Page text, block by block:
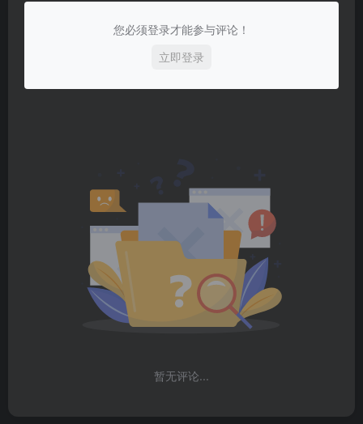
您必须登录才能参与评论！
立即登录
暂无评论...